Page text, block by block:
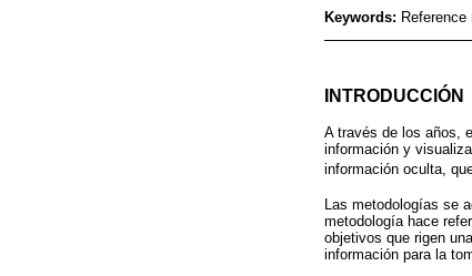
Keywords:
INTRODUCCIÓN
A través de los años,
información y
información oculta,
Las metodologías se
metodología hace
objetivos que rigen
información para la